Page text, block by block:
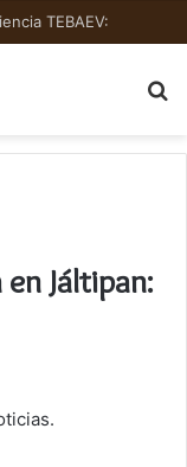
TEBAEV:
Jáltipan: